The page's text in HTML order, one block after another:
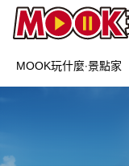
MOOK玩什麼‧景點家